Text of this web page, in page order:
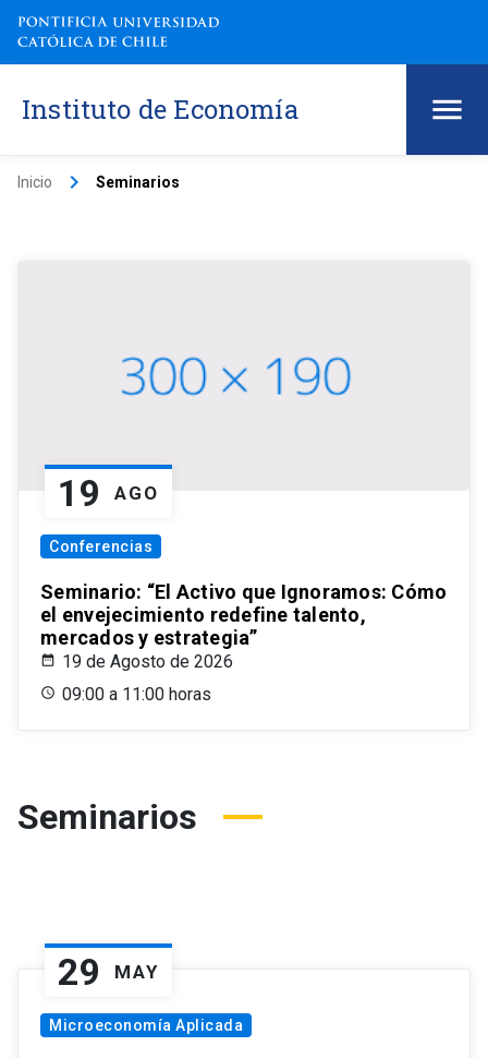
Instituto de Economía
Inicio keyboard_arrow_right Seminarios
19 AGO
Conferencias
Seminario: “El Activo que Ignoramos: Cómo
el envejecimiento redefine talento,
mercados y estrategia”
19 de Agosto de 2026
09:00 a 11:00 horas
Seminarios
29 MAY
Microeconomía Aplicada